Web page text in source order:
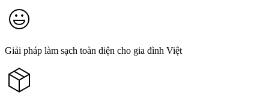
Giải pháp làm sạch toàn diện cho gia đình Việt